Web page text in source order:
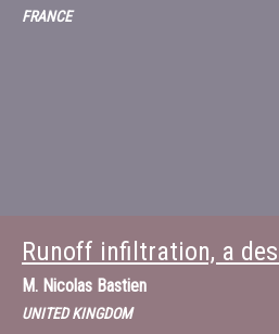
FRANCE
Runoff infiltration, a
M. Nicolas Bastien
UNITED KINGDOM